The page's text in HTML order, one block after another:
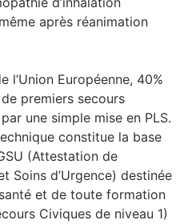
après réanimation
l’Union Européenne, 40%
premiers secours
une simple mise en PLS.
constitue la base
(Attestation de
Soins d’Urgence) destinée
et de toute formation
Civiques de niveau 1)